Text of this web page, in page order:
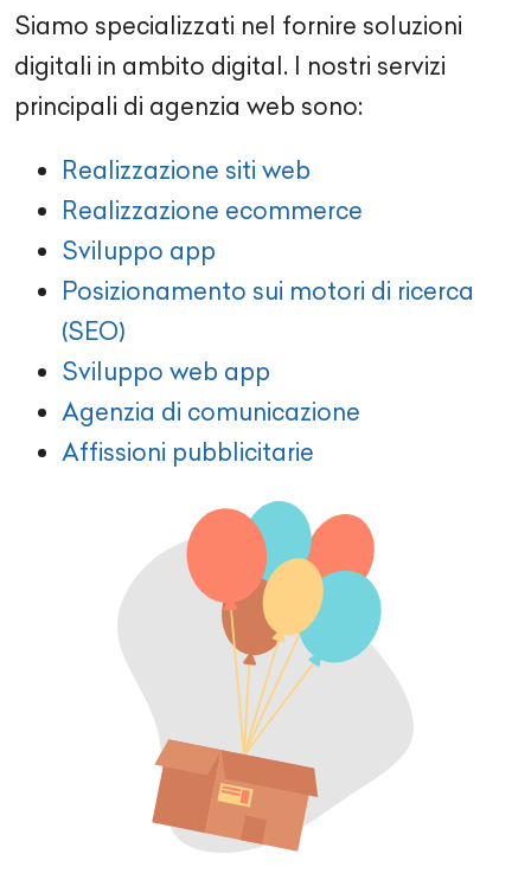
Siamo specializzati nel fornire soluzioni
digitali in ambito digital. I nostri servizi
principali di agenzia web sono:
Realizzazione siti web
Realizzazione ecommerce
Sviluppo app
Posizionamento sui motori di ricerca
(SEO)
Sviluppo web app
Agenzia di comunicazione
Affissioni pubblicitarie